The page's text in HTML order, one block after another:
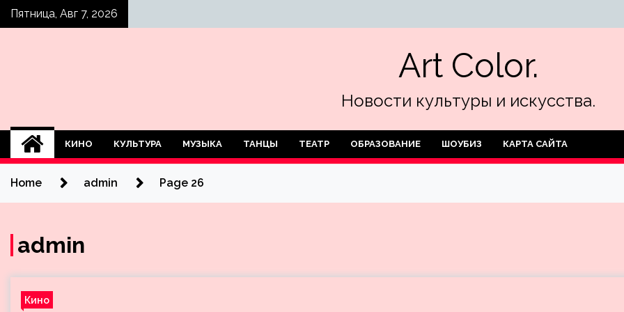
SkipПятница, Авг 7, 2026
Art Color.
Новости культуры и искусства.
КИНО КУЛЬТУРА МУЗЫКА ТАНЦЫ ТЕАТР ОБРАЗОВАНИЕ ШОУБИЗ КАРТА САЙТА
Home admin Page 26
admin
Кино